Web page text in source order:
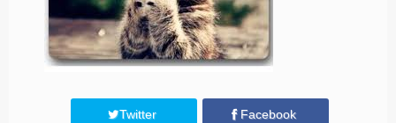
Twitter Facebook